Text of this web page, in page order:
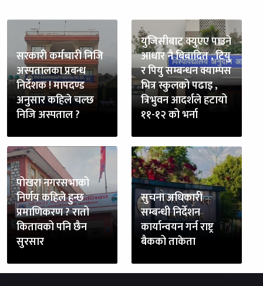
सरकारी कर्मचारी निजि
अस्पतालका प्रबन्ध
निर्देशक ! मापदण्ड
अनुसार कहिले चल्छ
निजि अस्पताल ?
युजिसीबाट क्युएए पाउने
आधार नै बिबादित , टियु
र पियु सम्बन्धन क्याम्पस
भित्र स्कुलको पढाइ ,
त्रिभुवन आदर्शले हटायो
११-१२ को भर्ना
पोखरा नगरसभाको
निर्णय कहिले हुन्छ
प्रमाणिकरण ? रातो
कितावको पनि छैन
सुरसार
सुचना अधिकारी
सम्बन्धी निर्देशन
कार्यान्वयन गर्न राष्ट्र
बैकको ताकेता